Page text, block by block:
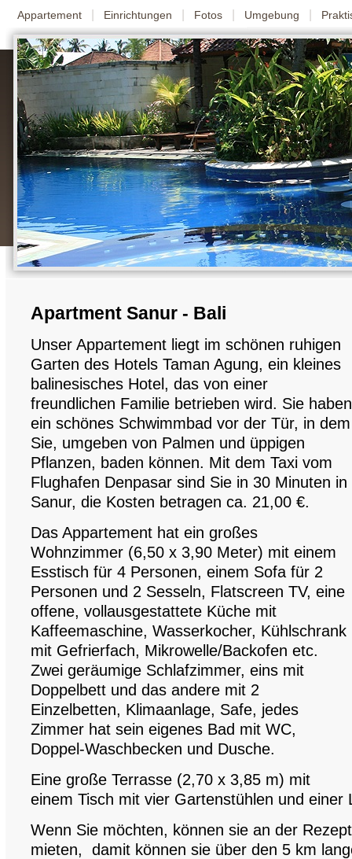
Appartement Einrichtungen Fotos Umgebung
Apartment Sanur - Bali
Unser Appartement liegt im schönen ruhigen
Garten des Hotels Taman Agung, ein kleines
balinesisches Hotel, das von einer
freundlichen Familie betrieben wird. Sie haben
ein schönes Schwimmbad vor der Tür, in dem
Sie, umgeben von Palmen und üppigen
Pflanzen, baden können. Mit dem Taxi vom
Flughafen Denpasar sind Sie in 30 Minuten in
Sanur, die Kosten betragen ca. 21,00 €.
Das Appartement hat ein großes
Wohnzimmer (6,50 x 3,90 Meter) mit einem
Esstisch für 4 Personen, einem Sofa für 2
Personen und 2 Sesseln, Flatscreen TV, eine
offene, vollausgestattete Küche mit
Kaffeemaschine, Wasserkocher, Kühlschrank
mit Gefrierfach, Mikrowelle/Backofen etc.
Zwei geräumige Schlafzimmer, eins mit
Doppelbett und das andere mit 2
Einzelbetten, Klimaanlage, Safe, jedes
Zimmer hat sein eigenes Bad mit WC,
Doppel-Waschbecken und Dusche.
Eine große Terrasse (2,70 x 3,85 m) mit
einem Tisch mit vier Gartenstühlen und einer
Wenn Sie möchten, können sie an der
mieten, damit können sie über den 5 km